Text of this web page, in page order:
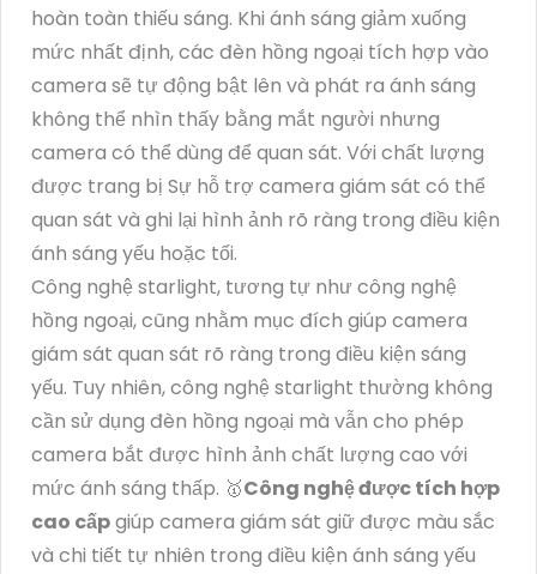
hoàn toàn thiếu sáng. Khi ánh sáng giảm xuống
mức nhất định, các đèn hồng ngoại tích hợp vào
camera sẽ tự động bật lên và phát ra ánh sáng
không thể nhìn thấy bằng mắt người nhưng
camera có thể dùng để quan sát. Với chất lượng
được trang bị Sự hỗ trợ camera giám sát có thể
quan sát và ghi lại hình ảnh rõ ràng trong điều kiện
ánh sáng yếu hoặc tối.
Công nghệ starlight, tương tự như công nghệ
hồng ngoại, cũng nhằm mục đích giúp camera
giám sát quan sát rõ ràng trong điều kiện sáng
yếu. Tuy nhiên, công nghệ starlight thường không
cần sử dụng đèn hồng ngoại mà vẫn cho phép
camera bắt được hình ảnh chất lượng cao với
mức ánh sáng thấp. 🥇️Công nghệ được tích hợp
cao cấpgiúp camera giám sát giữ được màu sắc
và chi tiết tự nhiên trong điều kiện ánh sáng yếu